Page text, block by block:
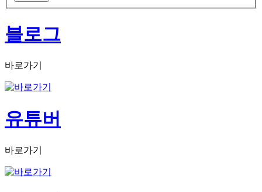
블로그
바로가기
유튜버
바로가기